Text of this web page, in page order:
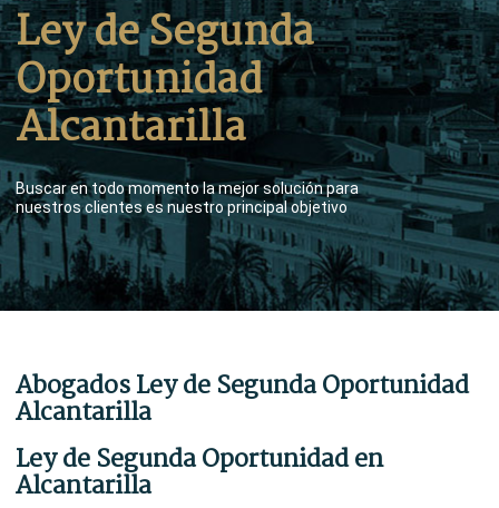
Ley de Segunda
Oportunidad
Alcantarilla
Buscar en todo momento la mejor solución para
nuestros clientes es nuestro principal objetivo
Abogados Ley de Segunda Oportunidad
Alcantarilla
Ley de Segunda Oportunidad en
Alcantarilla